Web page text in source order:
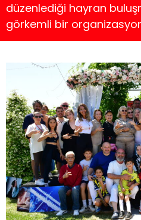
düzenlediği hayran
görkemli bir